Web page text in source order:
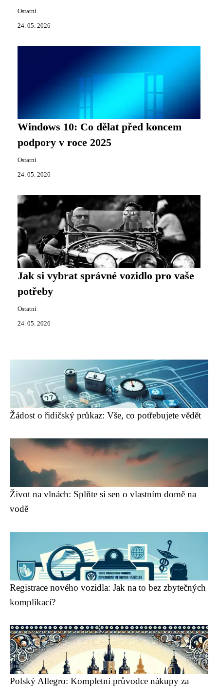
Ostatní
24. 05. 2026
Windows 10: Co dělat před koncem
podpory v roce 2025
Ostatní
24. 05. 2026
Jak si vybrat správné vozidlo pro vaše
potřeby
Ostatní
24. 05. 2026
Žádost o řidičský průkaz: Vše, co potřebujete vědět
Život na vlnách: Splňte si sen o vlastním domě na
vodě
Registrace nového vozidla: Jak na to bez zbytečných
komplikací?
Polský Allegro: Kompletní průvodce nákupy za